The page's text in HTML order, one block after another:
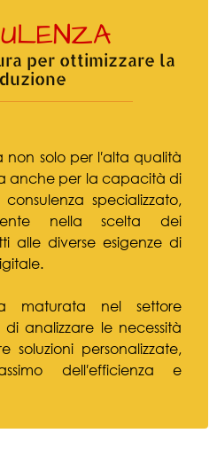
per ottimizzare la
non solo per l′alta qualità
anche per la capacità di
specializzato,
nella scelta dei
alle diverse esigenze di
maturata nel settore
analizzare le necessità
soluzioni personalizzate,
dell′efficienza e